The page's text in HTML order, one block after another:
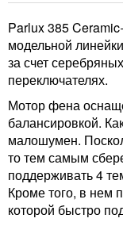
Parlux 385
модельной
за счет
переключателях.
Мотор фена
балансировкой.
малошумен.
то тем самым
поддерживать 4
Кроме того, в нем
которой быстро